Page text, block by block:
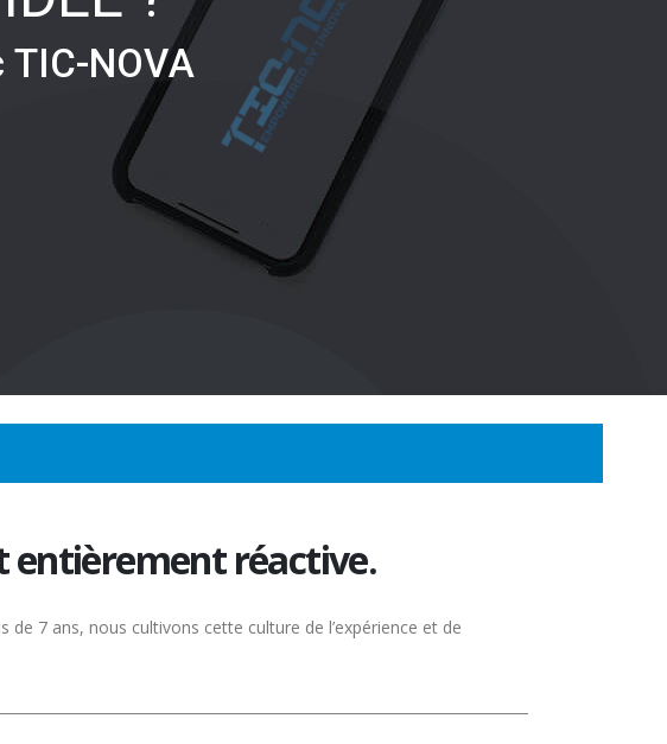
TIC-NOVA
entièrement réactive.
de 7 ans, nous cultivons cette culture de l’expérience et de